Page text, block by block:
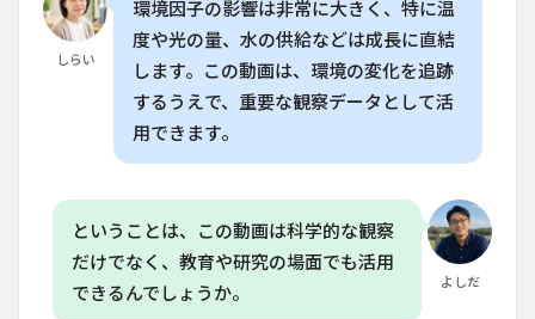
撮影
は、
どの
です
か？
8.5
しらい
環境因子の影響は非常に大きく、特に温
度や光の量、水の供給などは成長に直結
します。この動画は、環境の変化を追跡
するうえで、重要な観察データとして活
用できます。
よしだ
ということは、この動画は科学的な観察
だけでなく、教育や研究の場面でも活用
できるんでしょうか。